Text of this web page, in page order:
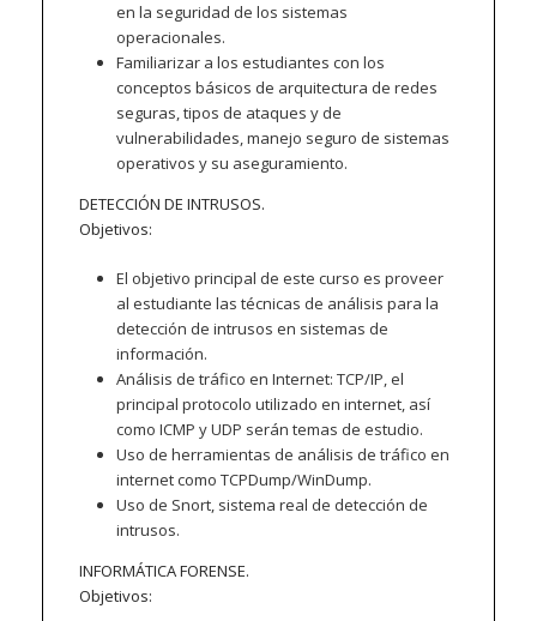
en la seguridad de los sistemas
operacionales.
Familiarizar a los estudiantes con los
conceptos básicos de arquitectura de redes
seguras, tipos de ataques y de
vulnerabilidades, manejo seguro de sistemas
operativos y su aseguramiento.
DETECCIÓN DE INTRUSOS.
Objetivos:
El objetivo principal de este curso es proveer
al estudiante las técnicas de análisis para la
detección de intrusos en sistemas de
información.
Análisis de tráfico en Internet: TCP/IP, el
principal protocolo utilizado en internet, así
como ICMP y UDP serán temas de estudio.
Uso de herramientas de análisis de tráfico en
internet como TCPDump/WinDump.
Uso de Snort, sistema real de detección de
intrusos.
INFORMÁTICA FORENSE.
Objetivos: